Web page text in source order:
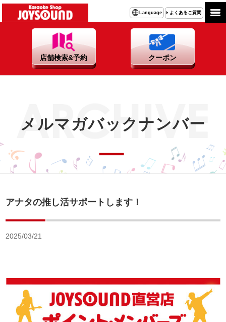
Language よくあるご質問
店舗検索&予約 クーポン
メルマガバックナンバー
アナタの推し活サポートします！
2025/03/21